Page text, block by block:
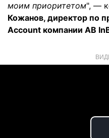
моим приоритетом", —
Кожанов, директор по
Account компании AB